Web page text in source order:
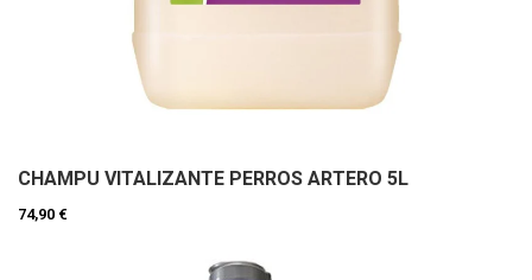
CHAMPU VITALIZANTE PERROS ARTERO 5L
74,90 €